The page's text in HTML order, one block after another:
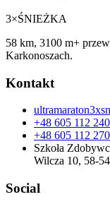
3×ŚNIEŻKA
58 km, 3100 m+
Karkonoszach.
Kontakt
+48 605 112 240
+48 605 112 270
Szkoła
Wilcza 10, 58-
Social